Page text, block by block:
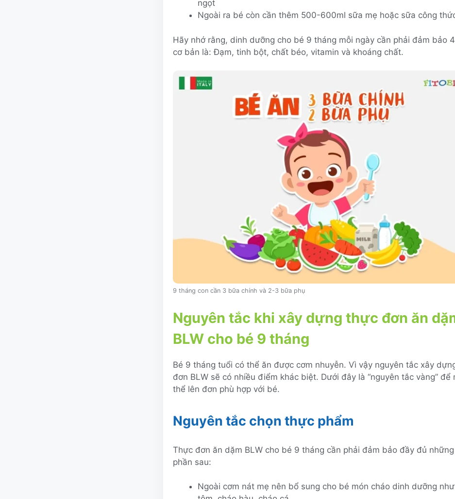
ngọt
Ngoài ra bé còn cần thêm 500-600ml sữa mẹ hoặc sữa công
Hãy nhớ rằng, dinh dưỡng cho bé 9 tháng mỗi ngày cần phải đảm bảo
cơ bản là: Đạm, tinh bột, chất béo, vitamin và khoáng chất.
9 tháng con cần 3 bữa chính và 2-3 bữa phụ
Nguyên tắc khi xây dựng thực đơn ăn
BLW cho bé 9 tháng
Bé 9 tháng tuổi có thể ăn được cơm nhuyễn. Vì vậy nguyên tắc xây
đơn BLW sẽ có nhiều điểm khác biệt. Dưới đây là “nguyên tắc vàng” để
thể lên đơn phù hợp với bé.
Nguyên tắc chọn thực phẩm
Thực đơn ăn dặm BLW cho bé 9 tháng cần phải đảm bảo đầy đủ
phần sau:
Ngoài cơm nát mẹ nên bổ sung cho bé món cháo dinh dưỡng